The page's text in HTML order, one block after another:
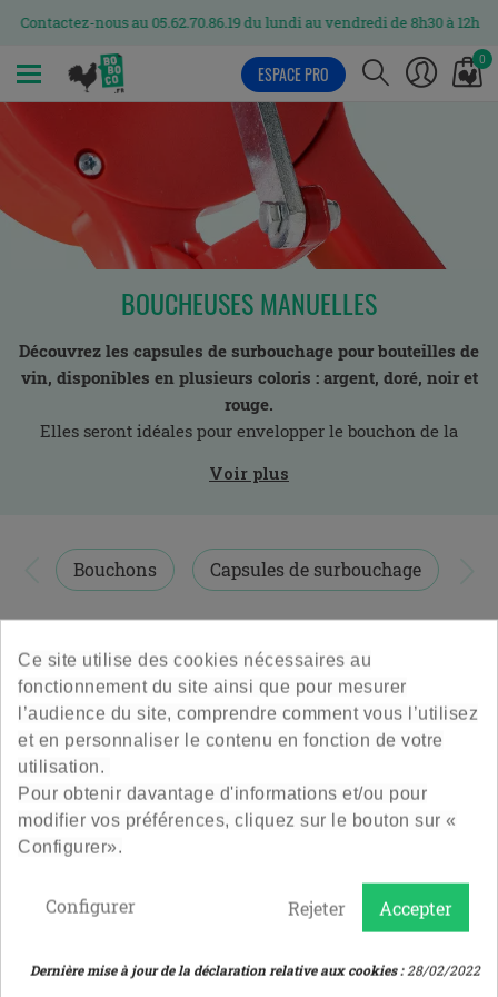
Contactez-nous au 05.62.70.86.19 du lundi au vendredi de 8h30 à 12h et
MENU
0
ESPACE PRO
BOUCHEUSES MANUELLES
Découvrez les capsules de surbouchage pour bouteilles de
vin, disponibles en plusieurs coloris : argent, doré, noir et
rouge.
Elles seront idéales pour envelopper le bouchon de la
sécurité nécessaire pour une conservation optimale.
pour embouteiller votre production.
Voir plus
Bouchons Capsules de surbouchage
Boucheuse Manuelle A
Ce site utilise des cookies nécessaires au
fonctionnement du site ainsi que pour mesurer
l’audience du site, comprendre comment vous l’utilisez
et en personnaliser le contenu en fonction de votre
utilisation.
Pour obtenir davantage d'informations et/ou pour
modifier vos préférences, cliquez sur le bouton sur «
Configurer».
Accepter
Rejeter
Configurer
Dernière mise à jour de la déclaration relative aux cookies :28/02/2022